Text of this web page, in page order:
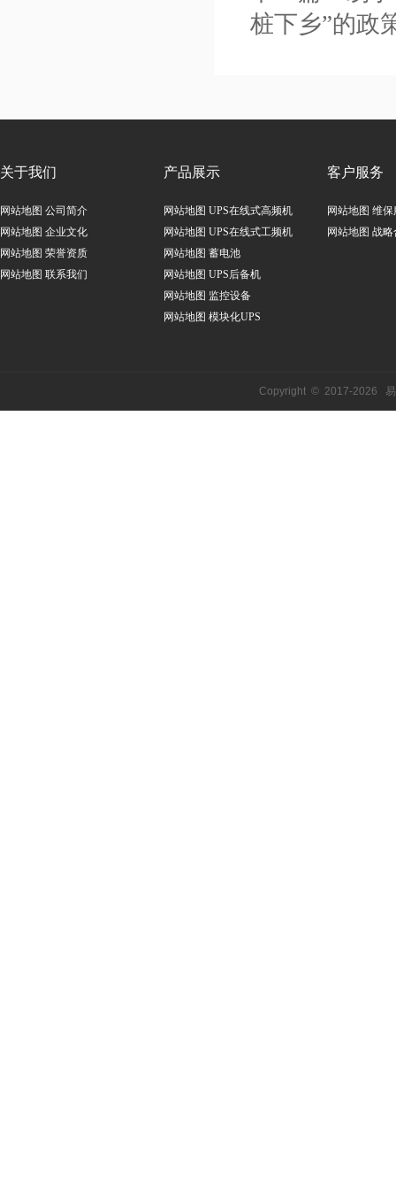
桩下乡”的政
关于我们
网站地图 公司简介
网站地图 企业文化
网站地图 荣誉资质
网站地图 联系我们
产品展示
网站地图 UPS在线式高频机
网站地图 UPS在线式工频机
网站地图 蓄电池
网站地图 UPS后备机
网站地图 监控设备
网站地图 模块化UPS
客户服务
网站地图 维保
网站地图 战略
Copyright © 2017-2026